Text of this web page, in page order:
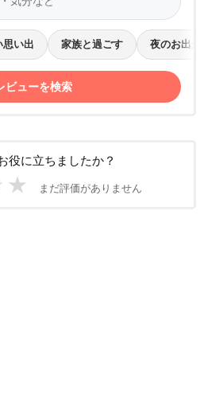
思い出 家族と過ごす 夜のお出か
ビューを検索
役に立ちましたか？
★ まだ評価がありません